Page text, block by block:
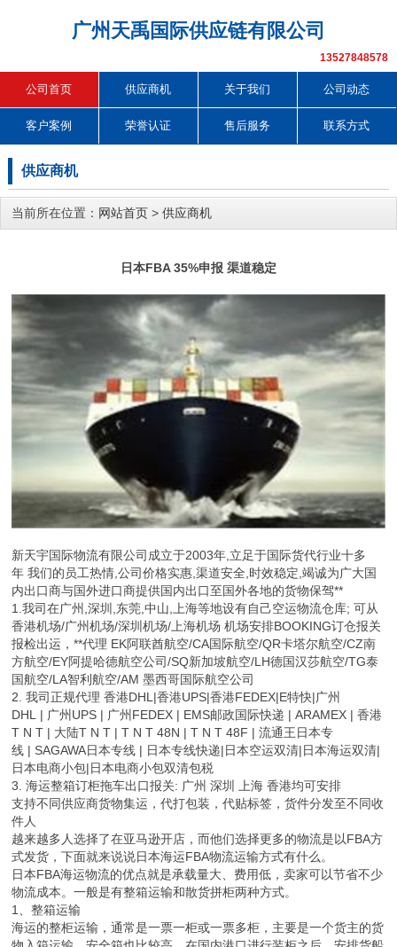
广州天禹国际供应链有限公司
13527848578
公司首页 供应商机 关于我们 公司动态
客户案例 荣誉认证 售后服务 联系方式
供应商机
当前所在位置： 网站首页 > 供应商机
日本FBA 35%申报 渠道稳定
新天宇国际物流有限公司成立于2003年,立足于国际货代行业十多
年 我们的员工热情,公司价格实惠,渠道安全,时效稳定,竭诚为广大国
内出口商与国外进口商提供国内出口至国外各地的货物保驾**
1.我司在广州,深圳,东莞,中山,上海等地设有自己空运物流仓库; 可从
香港机场/广州机场/深圳机场/上海机场 机场安排BOOKING订仓报关
报检出运，**代理 EK阿联酋航空/CA国际航空/QR卡塔尔航空/CZ南
方航空/EY阿提哈德航空公司/SQ新加坡航空/LH德国汉莎航空/TG泰
国航空/LA智利航空/AM 墨西哥国际航空公司
2. 我司正规代理 香港DHL|香港UPS|香港FEDEX|E特快|广州
DHL | 广州UPS | 广州FEDEX | EMS邮政国际快递 | ARAMEX | 香港
T N T | 大陆T N T | T N T 48N | T N T 48F | 流通王日本专
线 | SAGAWA日本专线 | 日本专线快递|日本空运双清|日本海运双清|
日本电商小包|日本电商小包双清包税
3. 海运整箱订柜拖车出口报关: 广州 深圳 上海 香港均可安排
支持不同供应商货物集运，代打包装，代贴标签，货件分发至不同收
件人
越来越多人选择了在亚马逊开店，而他们选择更多的物流是以FBA方
式发货，下面就来说说日本海运FBA物流运输方式有什么。
日本FBA海运物流的优点就是承载量大、费用低，卖家可以节省不少
物流成本。一般是有整箱运输和散货拼柜两种方式。
1、整箱运输
海运的整柜运输，通常是一票一柜或一票多柜，主要是一个货主的货